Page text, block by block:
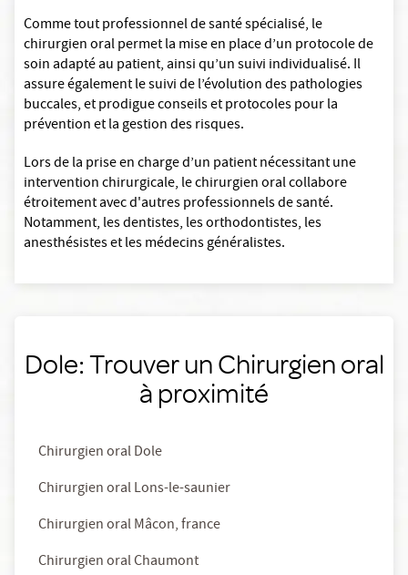
Comme tout professionnel de santé spécialisé, le
chirurgien oral permet la mise en place d’un protocole de
soin adapté au patient, ainsi qu’un suivi individualisé. Il
assure également le suivi de l’évolution des pathologies
buccales, et prodigue conseils et protocoles pour la
prévention et la gestion des risques.
Lors de la prise en charge d’un patient nécessitant une
intervention chirurgicale, le chirurgien oral collabore
étroitement avec d'autres professionnels de santé.
Notamment, les dentistes, les orthodontistes, les
anesthésistes et les médecins généralistes.
Dole: Trouver un Chirurgien oral
à proximité
Chirurgien oral Dole
Chirurgien oral Lons-le-saunier
Chirurgien oral Mâcon, france
Chirurgien oral Chaumont